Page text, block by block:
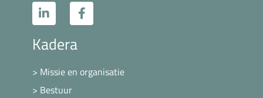
Kadera
> Missie en organisatie
> Bestuur